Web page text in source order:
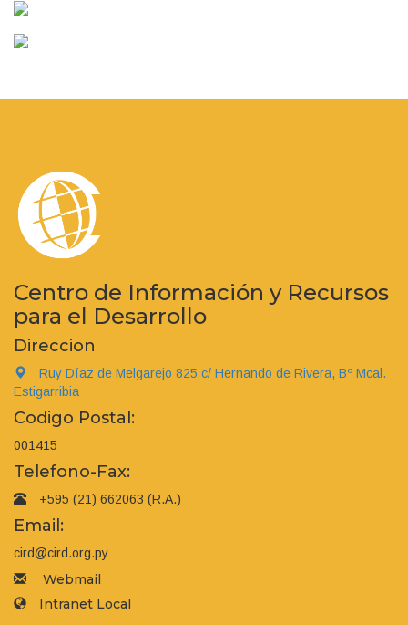
Centro de Información y Recursos
para el Desarrollo
Direccion
Ruy Díaz de Melgarejo 825 c/ Hernando de Rivera, Bº Mcal.
Estigarribia
Codigo Postal:
001415
Telefono-Fax:
+595 (21) 662063 (R.A.)
Email:
cird@cird.org.py
Webmail
Intranet Local